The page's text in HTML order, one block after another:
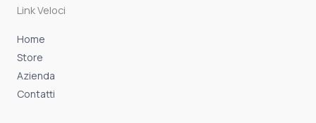
-
f
m
Link Veloci
Home
Store
Azienda
Contatti